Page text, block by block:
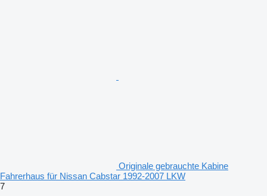
Originale gebrauchte Kabine
Fahrerhaus für Nissan Cabstar 1992-2007 LKW
7